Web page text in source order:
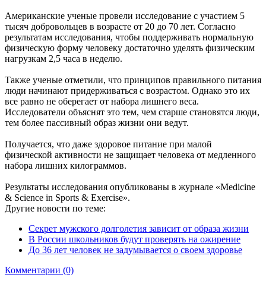
Американские ученые провели исследование с участием 5
тысяч добровольцев в возрасте от 20 до 70 лет. Согласно
результатам исследования, чтобы поддерживать нормальную
физическую форму человеку достаточно уделять физическим
нагрузкам 2,5 часа в неделю.
Также ученые отметили, что принципов правильного питания
люди начинают придерживаться с возрастом. Однако это их
все равно не оберегает от набора лишнего веса.
Исследователи объяснят это тем, чем старше становятся люди,
тем более пассивный образ жизни они ведут.
Получается, что даже здоровое питание при малой
физической активности не защищает человека от медленного
набора лишних килограммов.
Результаты исследования опубликованы в журнале «Medicine
& Science in Sports & Exercise».
Другие новости по теме:
Секрет мужского долголетия зависит от образа жизни
В России школьников будут проверять на ожирение
До 36 лет человек не задумывается о своем здоровье
Комментарии (0)